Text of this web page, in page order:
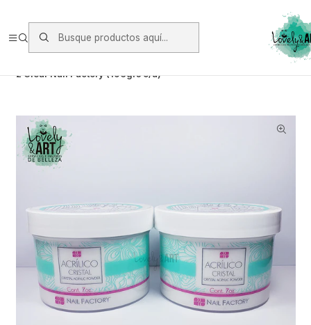
https://www.starken.cl/
2 Clear Nail Factory (196grs c/u)